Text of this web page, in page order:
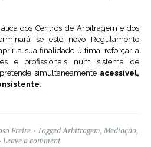
dos Centros de Arbitragem e dos
se este novo Regulamento
a sua finalidade última: reforçar a
e profissionais num sistema de
simultaneamente acessível,
.
Freire TaggedArbitragem, Mediação,
Leave a comment